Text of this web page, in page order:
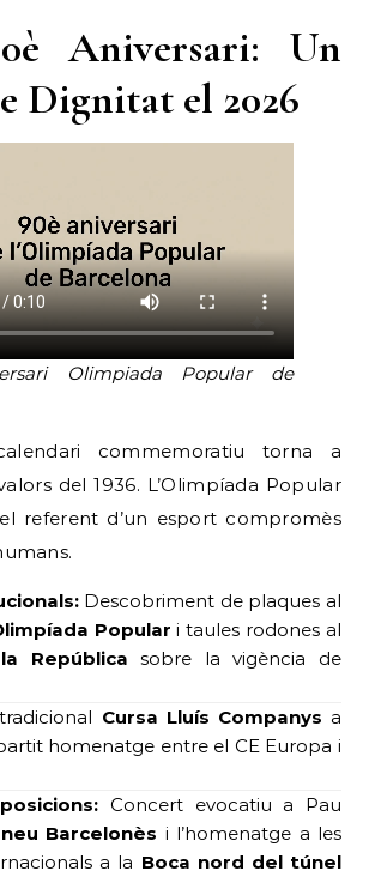
Aniversari: Un
Dignitat el 2026
Olimpiada Popular de
commemoratiu torna a
del 1936. L’Olimpíada Popular
referent d’un esport compromès
Descobriment de plaques al
Popular i taules rodones al
República sobre la vigència de
Cursa Lluís Companys a
homenatge entre el CE Europa i
Concert evocatiu a Pau
Barcelonès i l’homenatge a les
a la Boca nord del túnel